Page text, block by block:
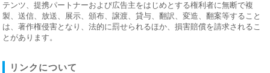
テンツ、提携パートナーおよび広告主をはじめとする権利者に無断で複
製、送信、放送、展示、頒布、譲渡、貸与、翻訳、変造、翻案等すること
は、著作権侵害となり、法的に罰せられるほか、損害賠償を請求されるこ
とがあります。
リンクについて